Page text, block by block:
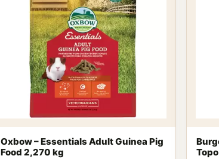
Oxbow – Essentials Adult Guinea Pig
Food 2,270 kg